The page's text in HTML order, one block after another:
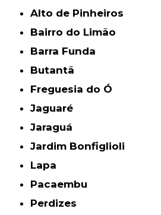
Alto de Pinheiros
Bairro do Limão
Barra Funda
Butantã
Freguesia do Ó
Jaguaré
Jaraguá
Jardim Bonfiglioli
Lapa
Pacaembu
Perdizes